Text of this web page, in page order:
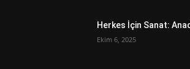
Herkes İçin Sanat:
Ekim 6, 2025